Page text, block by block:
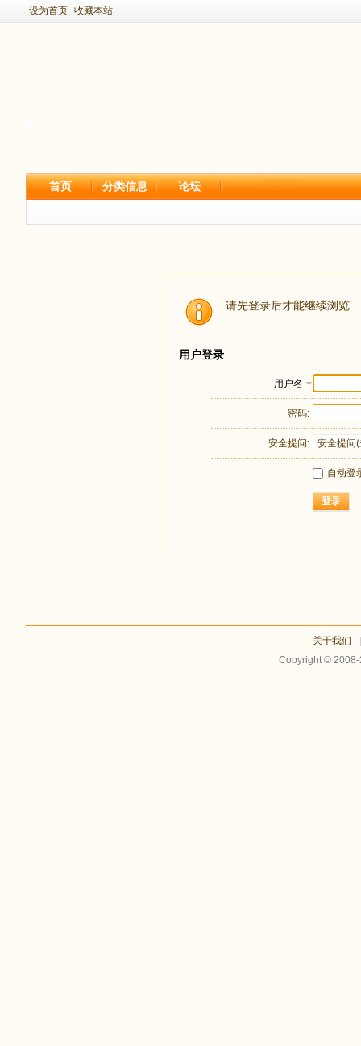
设为首页 收藏本站
首页 分类信息 论坛
请先登录后才能继续浏览
用户登录
用户名
密码:
安全提问:
自动登
登录
关于我们
Copyright ©